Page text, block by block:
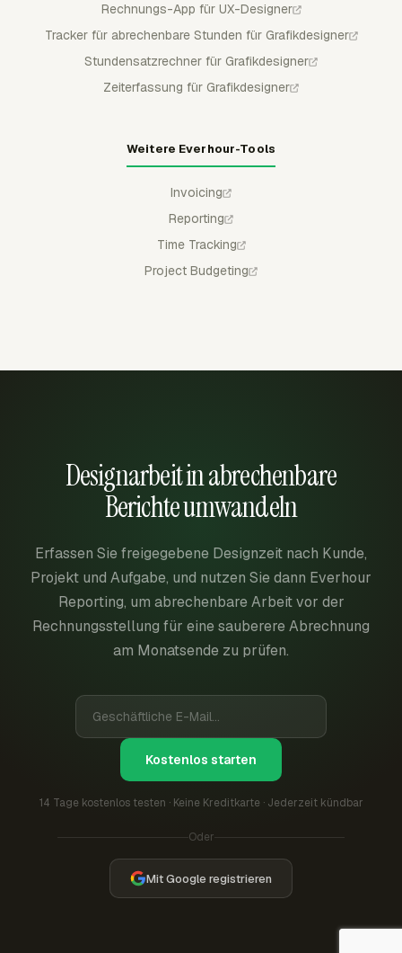
Rechnungs-App für UX-Designer
Tracker für abrechenbare Stunden für Grafikdesigner
Stundensatzrechner für Grafikdesigner
Zeiterfassung für Grafikdesigner
Weitere Everhour-Tools
Invoicing
Reporting
Time Tracking
Project Budgeting
Designarbeit in abrechenbare
Berichte umwandeln
Erfassen Sie freigegebene Designzeit nach Kunde,
Projekt und Aufgabe, und nutzen Sie dann Everhour
Reporting, um abrechenbare Arbeit vor der
Rechnungsstellung für eine sauberere Abrechnung
am Monatsende zu prüfen.
Kostenlos starten
14 Tage kostenlos testen · Keine Kreditkarte · Jederzeit kündbar
Oder
Mit Google registrieren